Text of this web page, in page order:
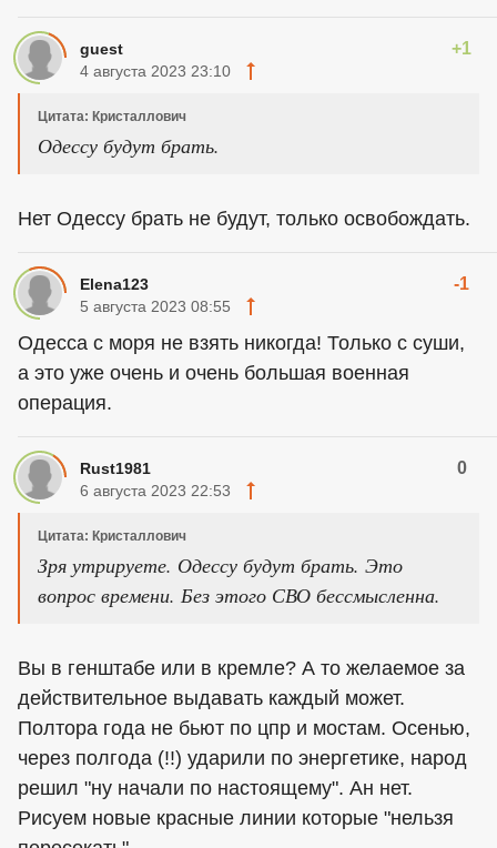
guest +1
4 августа 2023 23:10
Цитата: Кристаллович
Одессу будут брать.
Нет Одессу брать не будут, только освобождать.
Elena123 -1
5 августа 2023 08:55
Одесса с моря не взять никогда! Только с суши,
а это уже очень и очень большая военная
операция.
Rust1981 0
6 августа 2023 22:53
Цитата: Кристаллович
Зря утрируете. Одессу будут брать. Это
вопрос времени. Без этого СВО бессмысленна.
Вы в генштабе или в кремле? А то желаемое за
действительное выдавать каждый может.
Полтора года не бьют по цпр и мостам. Осенью,
через полгода (!!) ударили по энергетике, народ
решил "ну начали по настоящему". Ан нет.
Рисуем новые красные линии которые "нельзя